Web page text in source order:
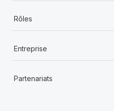
Rôles
Entreprise
Partenariats